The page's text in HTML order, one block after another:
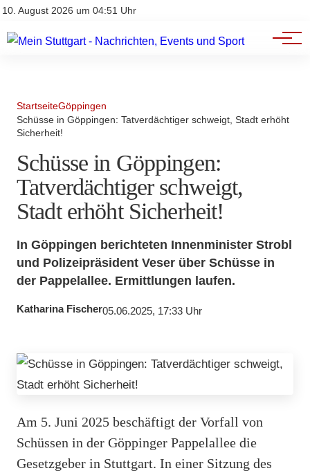
10. August 2026 um 04:51 Uhr
Impressum
Branchenbuch
Werbung
StartseiteGöppingen
Schüsse in Göppingen: Tatverdächtiger schweigt, Stadt erhöht
Sicherheit!
Schüsse in Göppingen:
Tatverdächtiger schweigt,
Stadt erhöht Sicherheit!
In Göppingen berichteten Innenminister Strobl
und Polizeipräsident Veser über Schüsse in
der Pappelallee. Ermittlungen laufen.
Katharina Fischer05.06.2025, 17:33 Uhr
Am 5. Juni 2025 beschäftigt der Vorfall von
Schüssen in der Göppinger Pappelallee die
Gesetzgeber in Stuttgart. In einer Sitzung des